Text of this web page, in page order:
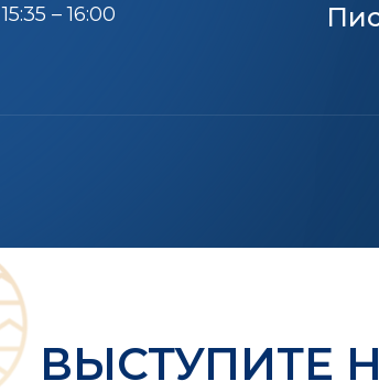
15:35 – 16:00
ВЫСТУПИТЕ